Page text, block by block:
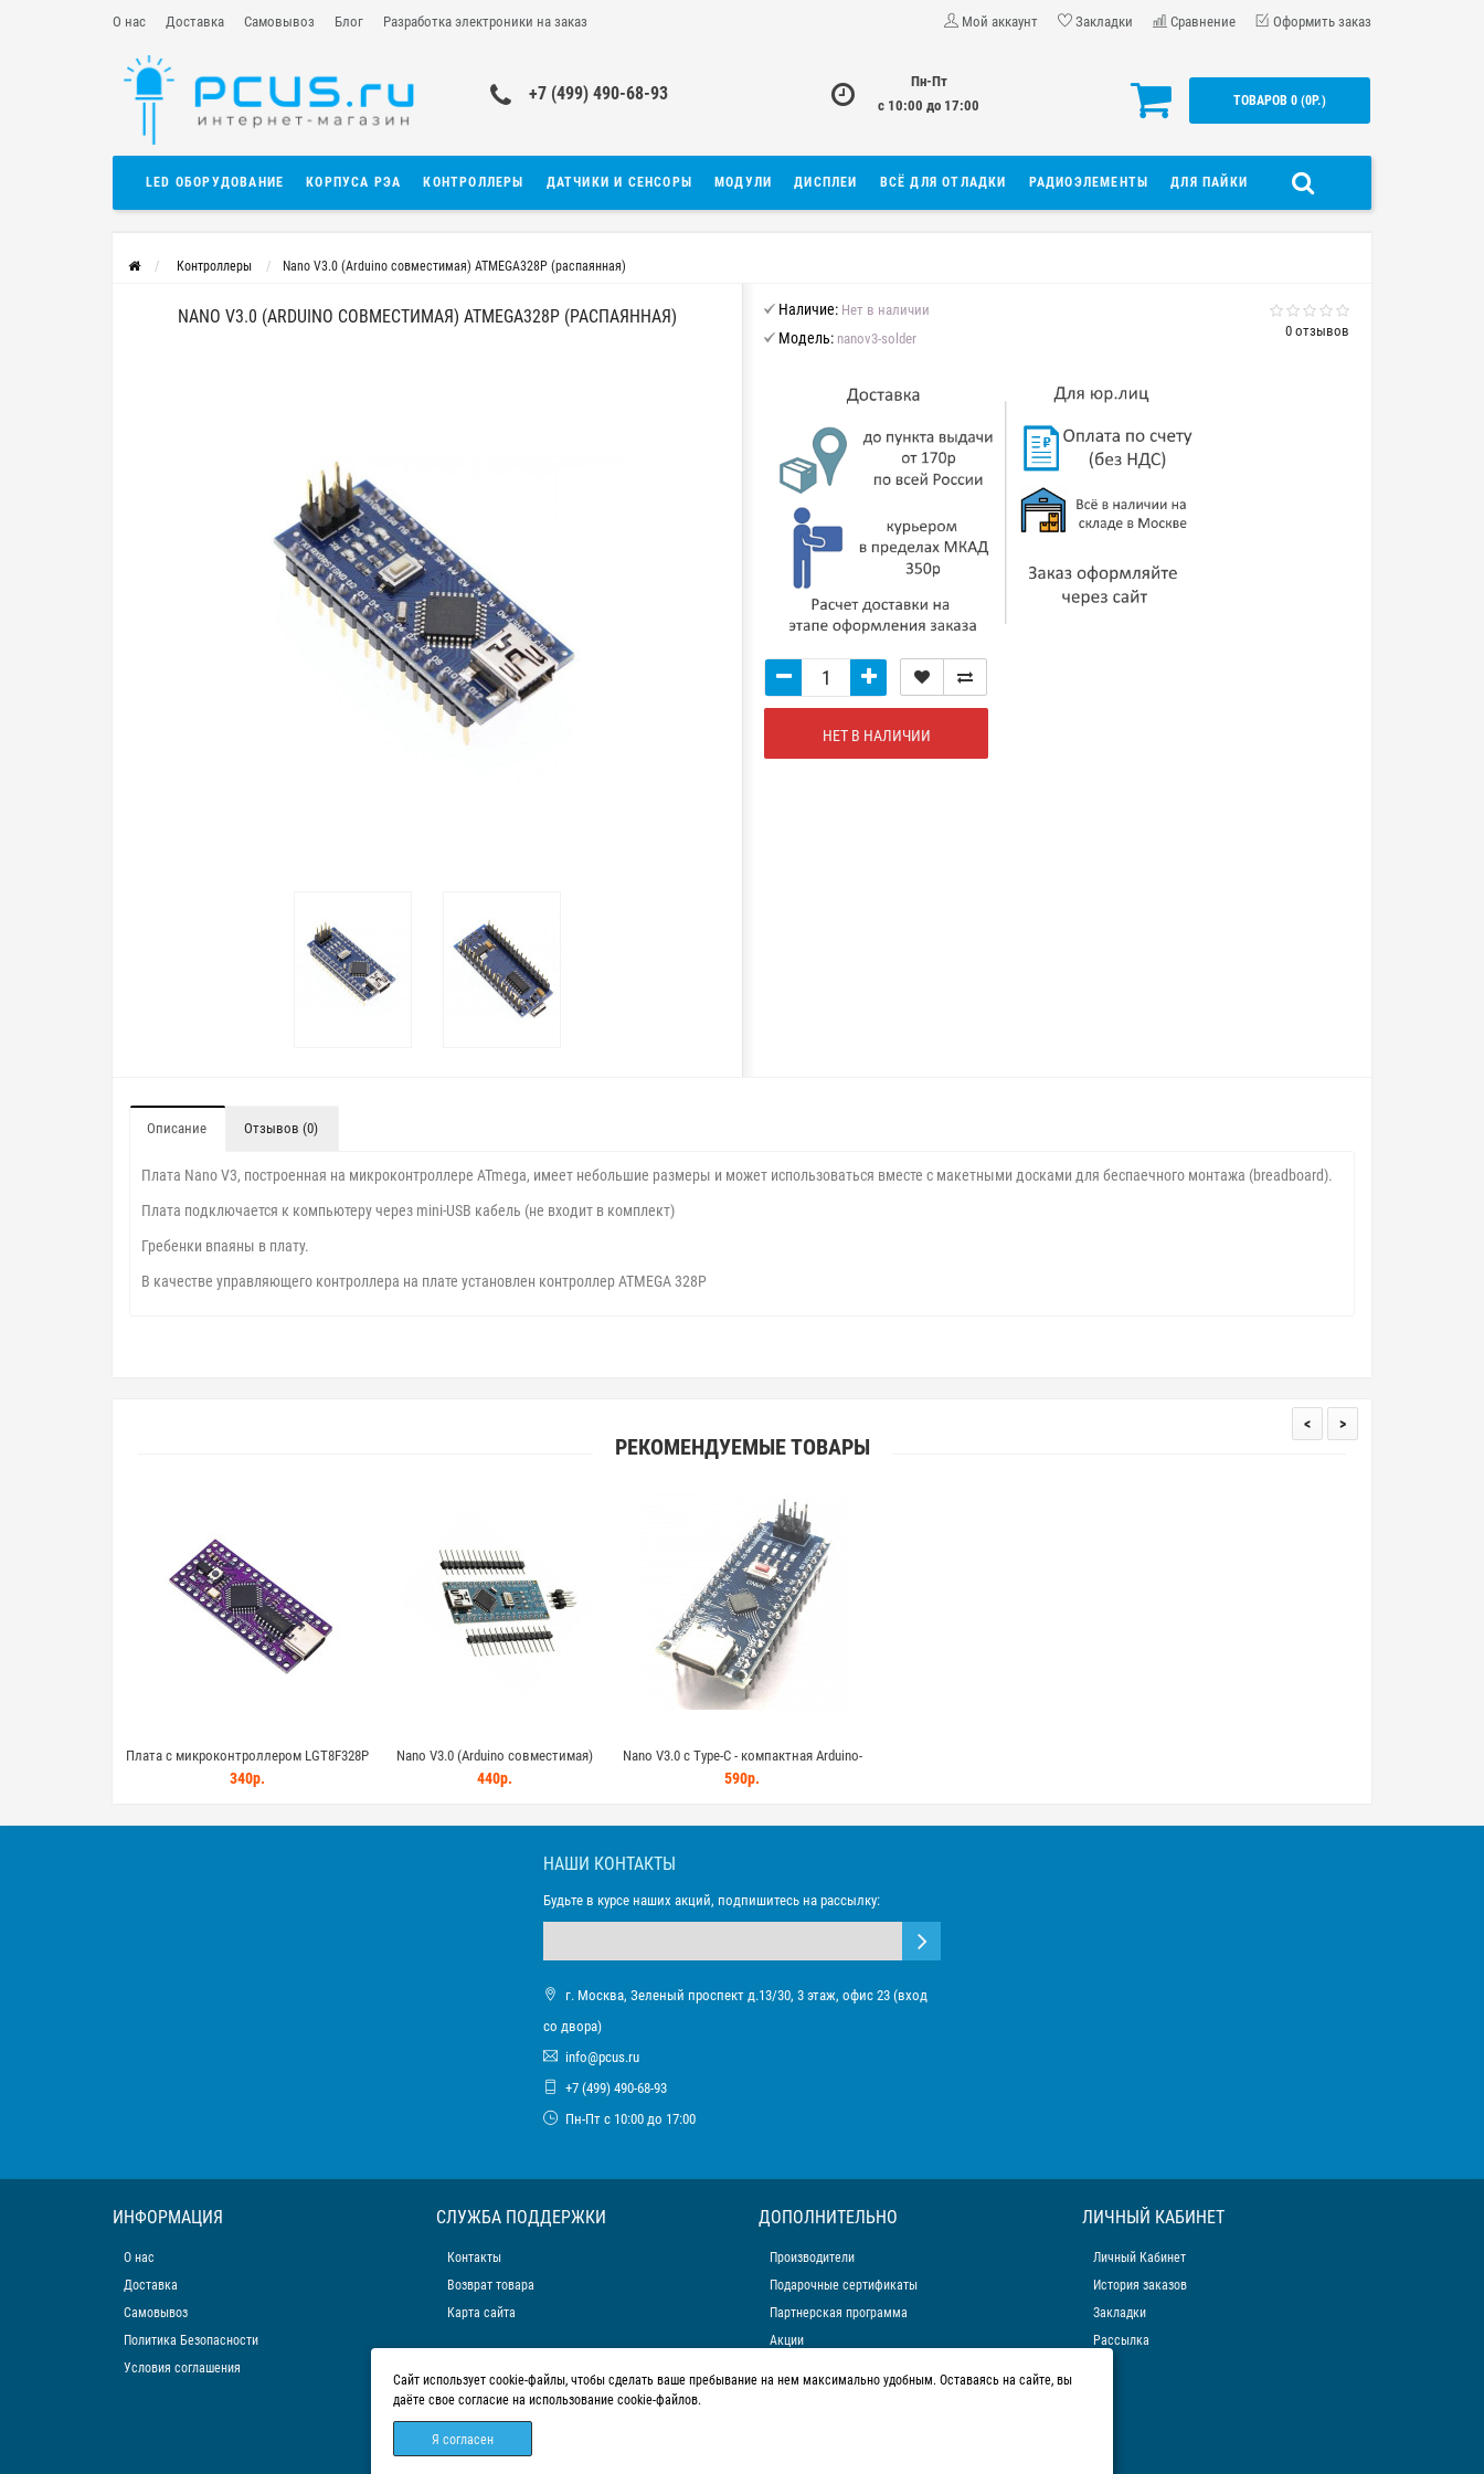
О нас Доставка Самовывоз Блог Разработка электроники на заказ Мой аккаунт Закладки Сравнение Оформить заказ
+7 (499) 490-68-93
Пн-Пт
с 10:00 до 17:00
ТОВАРОВ 0 (0Р.)
LED ОБОРУДОВАНИЕ КОРПУСА РЭА КОНТРОЛЛЕРЫ ДАТЧИКИ И СЕНСОРЫ МОДУЛИ ДИСПЛЕИ ВСЁ ДЛЯ ОТЛАДКИ РАДИОЭЛЕМЕНТЫ ДЛЯ ПАЙКИ
Контроллеры Nano V3.0 (Arduino совместимая) ATMEGA328P (распаянная)
NANO V3.0 (ARDUINO СОВМЕСТИМАЯ) ATMEGA328P (РАСПАЯННАЯ)
0 отзывов
Наличие: Нет в наличии
Модель: nanov3-solder
НЕТ В НАЛИЧИИ
Описание Отзывов (0)
Плата Nano V3, построенная на микроконтроллере ATmega, имеет небольшие размеры и может использоваться вместе с макетными досками для беcпаечного монтажа (breadboard).
Плата подключается к компьютеру через mini-USB кабель (не входит в комплект)
Гребенки впаяны в плату.
В качестве управляющего контроллера на плате установлен контроллер ATMEGA 328P
РЕКОМЕНДУЕМЫЕ ТОВАРЫ
Плата с микроконтроллером LGT8F328P
(Аналог Arduino Nano V3.0)
340р.
Nano V3.0 (Arduino совместимая)
ATMEGA328P (не распаянная)
440р.
Nano V3.0 с Type-C - компактная Arduino-
совместимая плата разработки
590р.
< >
НАШИ КОНТАКТЫ
Будьте в курсе наших акций, подпишитесь на рассылку:
г. Москва, Зеленый проспект д.13/30, 3 этаж, офис 23 (вход
со двора)
info@pcus.ru
+7 (499) 490-68-93
Пн-Пт с 10:00 до 17:00
ИНФОРМАЦИЯ
О нас
Доставка
Самовывоз
Политика Безопасности
Условия соглашения
СЛУЖБА ПОДДЕРЖКИ
Контакты
Возврат товара
Карта сайта
ДОПОЛНИТЕЛЬНО
Производители
Подарочные сертификаты
Партнерская программа
Акции
ЛИЧНЫЙ КАБИНЕТ
Личный Кабинет
История заказов
Закладки
Рассылка
Сайт использует cookie-файлы, чтобы сделать ваше пребывание на нем максимально удобным. Оставаясь на сайте, вы
даёте свое согласие на использование cookie-файлов.
Я согласен